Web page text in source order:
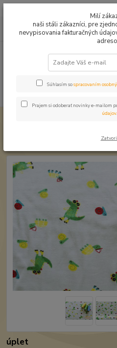
0949224331
9:00 -14:30
Úplet
Úplet Krokodíl na
úplet
Milí
naši stáli zákazníci, pre
nevypisovania fakturačných
Súhlasím sospracovaním
Prajem si odoberať novinky e-mailom
údajov.